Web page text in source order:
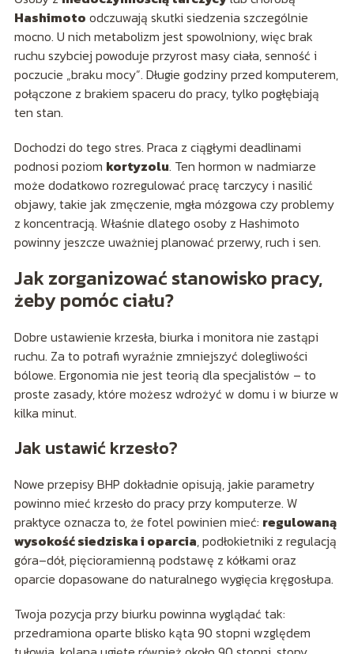
Hashimoto odczuwają skutki siedzenia szczególnie
mocno. U nich metabolizm jest spowolniony, więc brak
ruchu szybciej powoduje przyrost masy ciała, senność i
poczucie „braku mocy”. Długie godziny przed komputerem,
połączone z brakiem spaceru do pracy, tylko pogłębiają
ten stan.
Dochodzi do tego stres. Praca z ciągłymi deadlinami
podnosi poziom kortyzolu. Ten hormon w nadmiarze
może dodatkowo rozregulować pracę tarczycy i nasilić
objawy, takie jak zmęczenie, mgła mózgowa czy problemy
z koncentracją. Właśnie dlatego osoby z Hashimoto
powinny jeszcze uważniej planować przerwy, ruch i sen.
Jak zorganizować stanowisko pracy,
żeby pomóc ciału?
Dobre ustawienie krzesła, biurka i monitora nie zastąpi
ruchu. Za to potrafi wyraźnie zmniejszyć dolegliwości
bólowe. Ergonomia nie jest teorią dla specjalistów – to
proste zasady, które możesz wdrożyć w domu i w biurze w
kilka minut.
Jak ustawić krzesło?
Nowe przepisy BHP dokładnie opisują, jakie parametry
powinno mieć krzesło do pracy przy komputerze. W
praktyce oznacza to, że fotel powinien mieć: regulowaną
wysokość siedziska i oparcia, podłokietniki z regulacją
góra–dół, pięcioramienną podstawę z kółkami oraz
oparcie dopasowane do naturalnego wygięcia kręgosłupa.
Twoja pozycja przy biurku powinna wyglądać tak:
przedramiona oparte blisko kąta 90 stopni względem